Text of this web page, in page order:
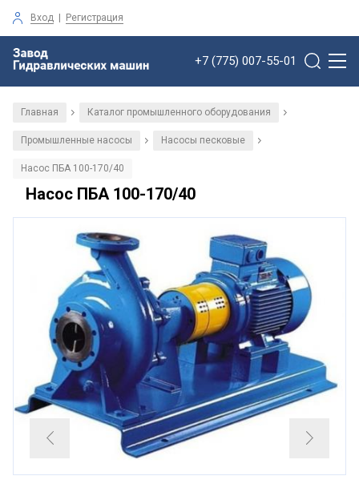
Вход | Регистрация
+7 (775) 007-55-01
Главная / Каталог промышленного оборудования /
Промышленные насосы / Насосы песковые /
Насос ПБА 100-170/40
Насос ПБА 100-170/40